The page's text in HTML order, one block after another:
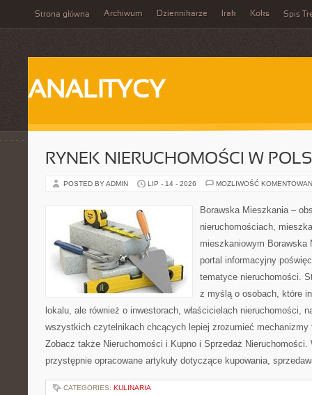
Strona główna Archiwum Dziennikarze Irak Koks Spis
ANALITYCY
RYNEK NIERUCHOMOŚCI W
POSTED BY ADMIN LIP - 14 - 2026 MOŻLIWOŚĆ
Borawska Mieszkania –
nieruchomościach,
mieszkaniowym Borawska
portal informacyjny
tematyce nieruchomości.
z myślą o osobach, które
lokalu, ale również o inwestorach, właścicielach nieruchomości,
wszystkich czytelnikach chcących lepiej zrozumieć mechanizmy
Zobacz także Nieruchomości i Kupno i Sprzedaż
przystępnie opracowane artykuły dotyczące kupowania,
CATEGORIES: KULINARIA